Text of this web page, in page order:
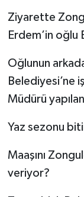
Ziyarette
Erdem’in oğlu
Oğlunun
Belediyesi’ne
Müdürü
Yaz sezonu
Maaşını
veriyor?